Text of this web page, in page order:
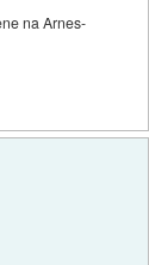
na Arnes-